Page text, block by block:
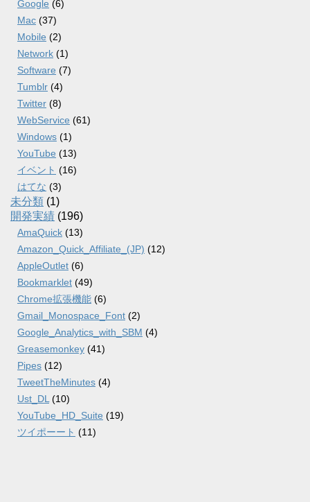
Google (6)
Mac (37)
Mobile (2)
Network (1)
Software (7)
Tumblr (4)
Twitter (8)
WebService (61)
Windows (1)
YouTube (13)
イベント (16)
はてな (3)
未分類 (1)
開発実績 (196)
AmaQuick (13)
Amazon_Quick_Affiliate_(JP) (12)
AppleOutlet (6)
Bookmarklet (49)
Chrome拡張機能 (6)
Gmail_Monospace_Font (2)
Google_Analytics_with_SBM (4)
Greasemonkey (41)
Pipes (12)
TweetTheMinutes (4)
Ust_DL (10)
YouTube_HD_Suite (19)
ツイポーート (11)